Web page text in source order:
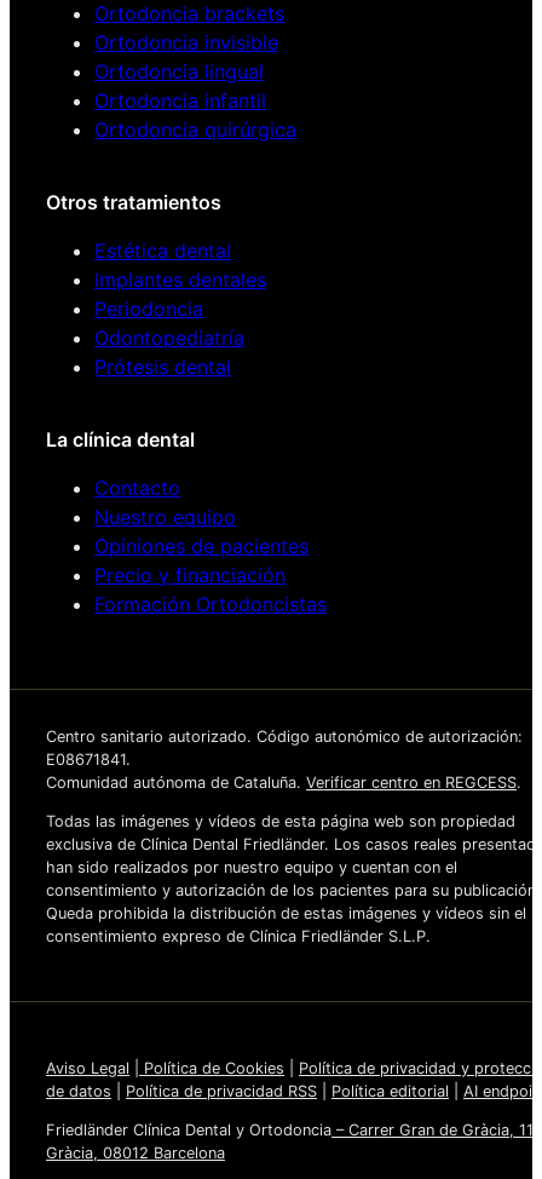
Ortodoncia brackets
Ortodoncia invisible
Ortodoncia lingual
Ortodoncia infantil
Ortodoncia quirúrgica
Otros tratamientos
Estética dental
Implantes dentales
Periodoncia
Odontopediatría
Prótesis dental
La clínica dental
Contacto
Nuestro equipo
Opiniones de pacientes
Precio y financiación
Formación Ortodoncistas
Centro sanitario autorizado. Código autonómico de autorización:
E08671841.
Comunidad autónoma de Cataluña. Verificar centro en REGCESS.
Todas las imágenes y vídeos de esta página web son propiedad
exclusiva de Clínica Dental Friedländer. Los casos reales
han sido realizados por nuestro equipo y cuentan con el
consentimiento y autorización de los pacientes para su publicación.
Queda prohibida la distribución de estas imágenes y vídeos sin el
consentimiento expreso de Clínica Friedländer S.L.P.
Aviso Legal Política de Cookies
Política de privacidad y
de datos
Política de privacidad RSS Política editorial AI
Friedländer Clínica Dental y Ortodoncia – Carrer Gran de Gràcia,
Gràcia, 08012 Barcelona